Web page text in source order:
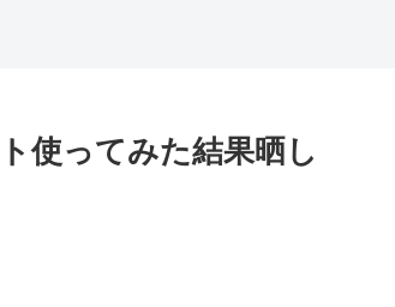
使ってみた結果晒し